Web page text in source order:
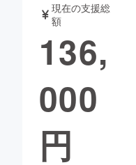
ゲーム・サ
書籍・雑誌
現在の支援総
額
136,
000
円